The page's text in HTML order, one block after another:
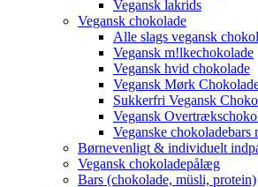
Vegansk lakrids
Vegansk chokolade
Alle slags vegansk
Vegansk m!lkechokolade
Vegansk hvid chokolade
Vegansk Mørk
Sukkerfri Vegansk
Vegansk
Veganske chokoladebars
Børnevenligt & individuelt
Vegansk chokoladepålæg
Bars (chokolade, müsli, protein)